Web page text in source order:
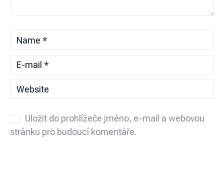
Uložit do prohlížeče jméno, e-mail a webovou
stránku pro budoucí komentáře.